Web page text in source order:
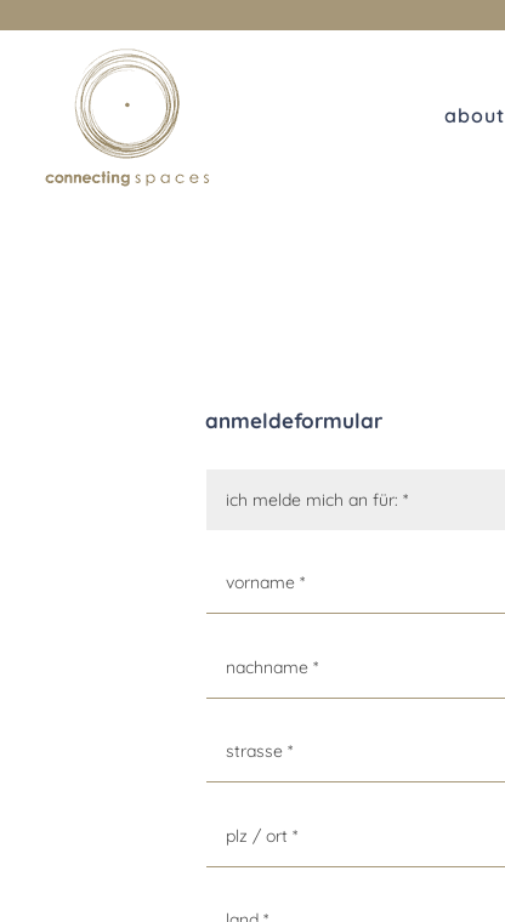
about
anmeldeformular